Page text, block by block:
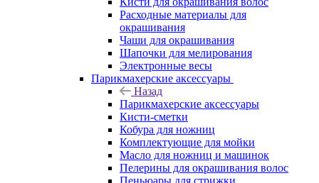
Расходные материалы для
окрашивания
Чаши для окрашивания
Шапочки для мелирования
Электронные весы
Парикмахерские аксессуары
Назад
Парикмахерские аксессуары
Кисти-сметки
Кобура для ножниц
Комплектующие для мойки
Масло для ножниц и машинок
Пелерины для окрашивания волос
Пеньюары для стрижки